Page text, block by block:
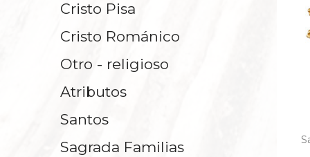
Cristo Pisa
Cristo Románico
Otro - religioso
Atributos
Santos
Sagrada Familias